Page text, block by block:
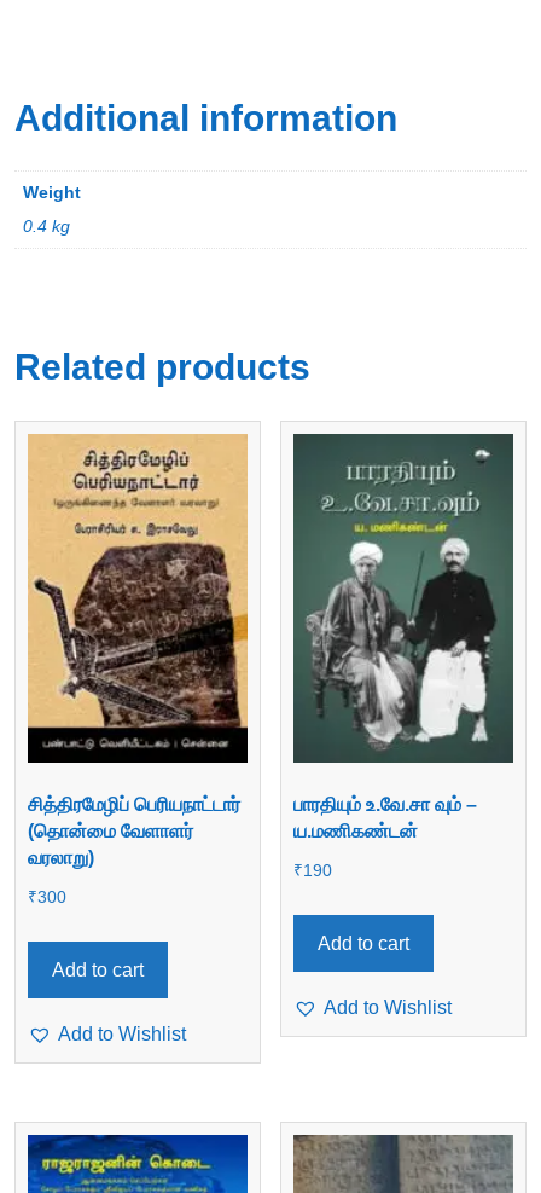
Additional information
Weight
0.4 kg
Related products
சித்திரமேழிப் பெரியநாட்டார்
(தொன்மை வேளாளர்
வரலாறு)
₹300
Add to cart
Add to Wishlist
பாரதியும் உ.வே.சா வும் –
ய.மணிகண்டன்
₹190
Add to cart
Add to Wishlist